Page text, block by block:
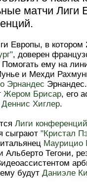
матчи Лиги
Европы, в котором
, доверен
Помогать ему на
и Мехди
Эрнандес
Жером Брисар, его
Деннис Хиглер.
Лиги конференций
сыграют "Кристал
Маурицио
Альберто Тегони,
будут Даниэле